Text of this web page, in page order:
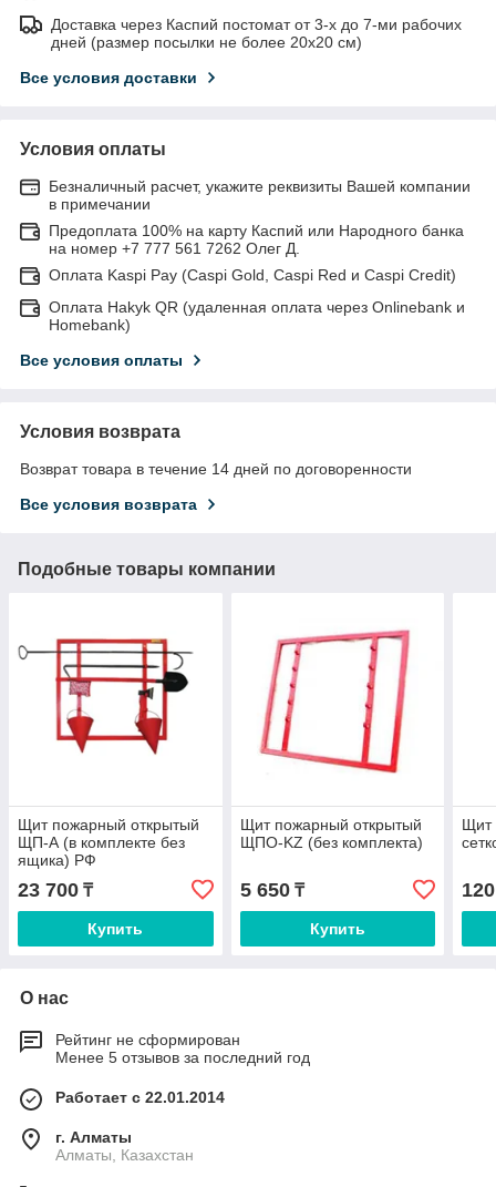
Доставка через Каспий постомат от 3-х до 7-ми рабочих
дней (размер посылки не более 20х20 см)
Все условия доставки
Условия оплаты
Безналичный расчет, укажите реквизиты Вашей компании
в примечании
Предоплата 100% на карту Каспий или Народного банка
на номер +7 777 561 7262 Олег Д.
Оплата Kaspi Pay (Caspi Gold, Caspi Red и Caspi Credit)
Оплата Hakyk QR (удаленная оплата через Onlinebank и
Homebank)
Все условия оплаты
Условия возврата
Возврат товара в течение 14 дней по договоренности
Все условия возврата
Подобные товары компании
Щит пожарный открытый
ЩП-А (в комплекте без
ящика) РФ
23 700 ₸
Купить
Щит пожарный открытый
ЩПО-KZ (без комплекта)
5 650₸
Купить
Щит
О нас
Рейтинг не сформирован
Менее 5 отзывов за последний год
Работает с 22.01.2014
г. Алматы
Алматы, Казахстан